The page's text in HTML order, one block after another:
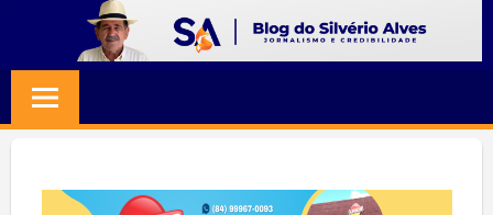
content
SILVERIO
ALVES
Jornalismo
Credibilidade